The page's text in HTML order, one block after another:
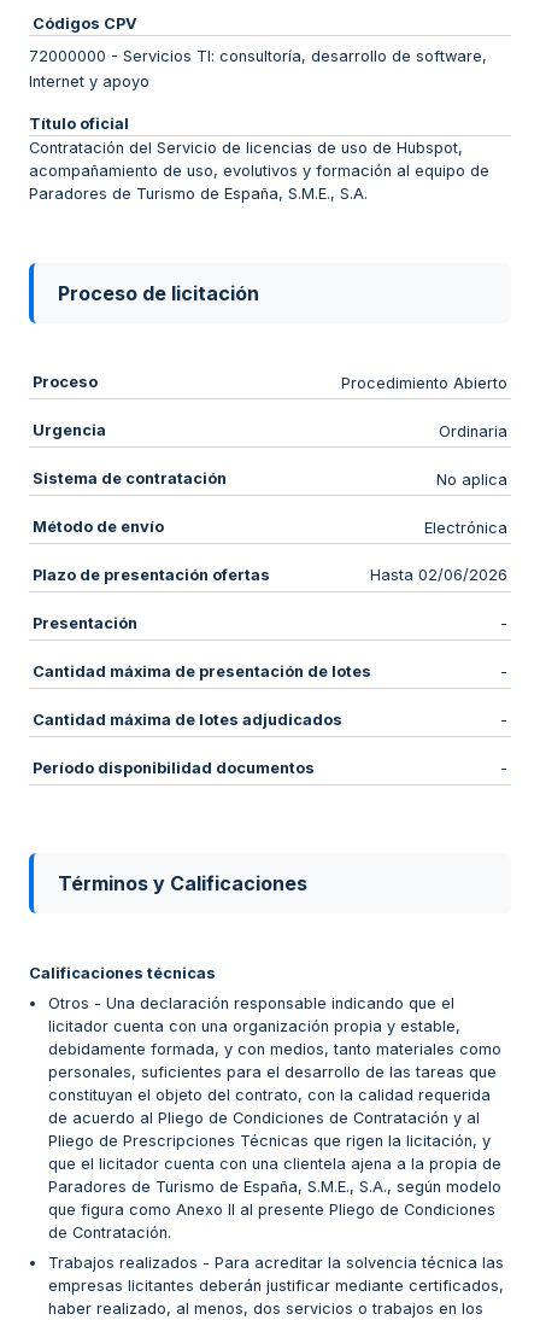
Códigos CPV
72000000 - Servicios TI: consultoría, desarrollo de software,
Internet y apoyo
Título oficial
Contratación del Servicio de licencias de uso de Hubspot,
acompañamiento de uso, evolutivos y formación al equipo de
Paradores de Turismo de España, S.M.E., S.A.
Proceso de licitación
Proceso Procedimiento Abierto
Urgencia Ordinaria
Sistema de contratación No aplica
Método de envío Electrónica
Plazo de presentación ofertas Hasta 02/06/2026
Presentación -
Cantidad máxima de presentación de lotes -
Cantidad máxima de lotes adjudicados -
Período disponibilidad documentos -
Términos y Calificaciones
Calificaciones técnicas
Otros - Una declaración responsable indicando que el
licitador cuenta con una organización propia y estable,
debidamente formada, y con medios, tanto materiales como
personales, suficientes para el desarrollo de las tareas que
constituyan el objeto del contrato, con la calidad requerida
de acuerdo al Pliego de Condiciones de Contratación y al
Pliego de Prescripciones Técnicas que rigen la licitación, y
que el licitador cuenta con una clientela ajena a la propia de
Paradores de Turismo de España, S.M.E., S.A., según modelo
que figura como Anexo II al presente Pliego de Condiciones
de Contratación.
Trabajos realizados - Para acreditar la solvencia técnica las
empresas licitantes deberán justificar mediante certificados,
haber realizado, al menos, dos servicios o trabajos en los